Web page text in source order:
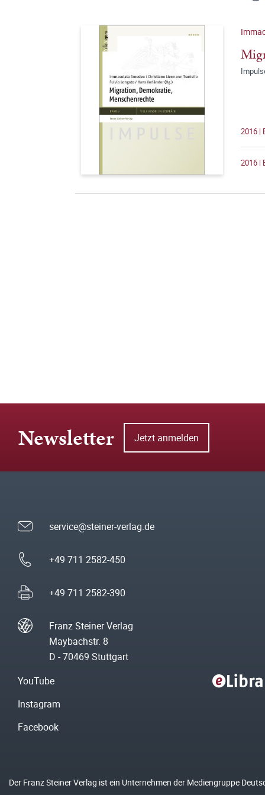
2016 |
2016 |
Newsletter Jetzt anmelden
service@steiner-verlag.de
+49 711 2582-450
+49 711 2582-390
Franz Steiner Verlag
Maybachstr. 8
D - 70469 Stuttgart
YouTube
Instagram
Facebook
Der Franz Steiner Verlag ist ein Unternehmen der Mediengruppe